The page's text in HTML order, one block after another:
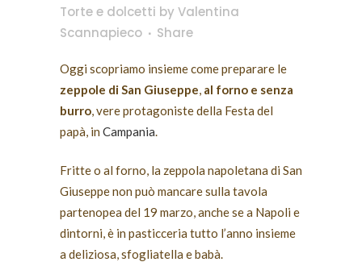
Torte e dolcetti byValentina
Scannapieco
Share
Oggi scopriamo insieme come preparare le
zeppole di San Giuseppe, al forno e senza
burro, vere protagoniste della Festa del
papà, in Campania.
Fritte o al forno, la zeppola napoletana di San
Giuseppe non può mancare sulla tavola
partenopea del 19 marzo, anche se a Napoli e
dintorni, è in pasticceria tutto l’anno insieme
a deliziosa, sfogliatella e babà.